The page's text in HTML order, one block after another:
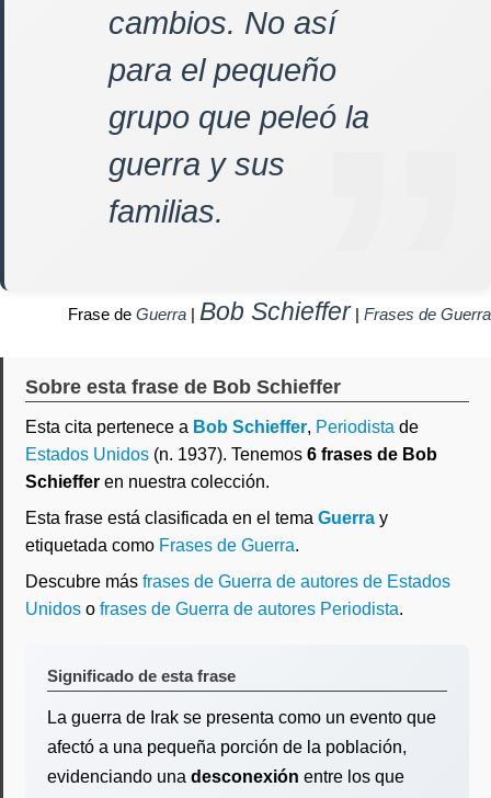
cambios. No así
para el pequeño
grupo que peleó la
guerra y sus
familias.
Frase de Guerra | Bob Schieffer| Frases de Guerra
Sobre esta frase de Bob Schieffer
Esta cita pertenece a Bob Schieffer, Periodista de
Estados Unidos (n. 1937). Tenemos 6 frases de Bob
Schieffer en nuestra colección.
Esta frase está clasificada en el tema Guerra y
etiquetada como Frases de Guerra.
Descubre más frases de Guerra de autores de Estados
Unidos o frases de Guerra de autores Periodista.
Significado de esta frase
La guerra de Irak se presenta como un evento que
afectó a una pequeña porción de la población,
evidenciando una desconexión entre los que